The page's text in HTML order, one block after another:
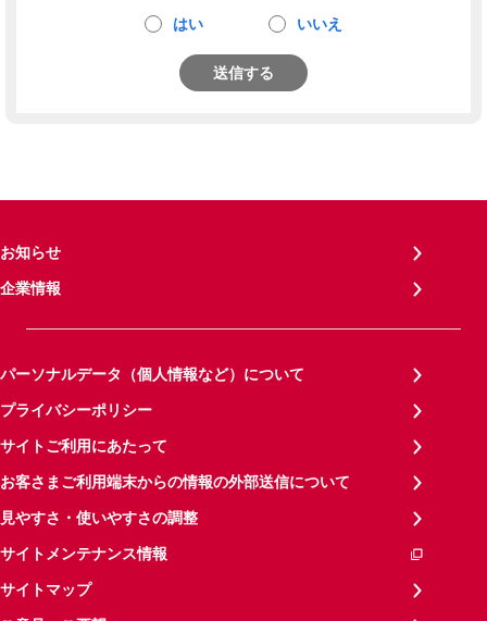
はい いいえ
送信する
お知らせ
企業情報
パーソナルデータ（個人情報など）について
プライバシーポリシー
サイトご利用にあたって
お客さまご利用端末からの情報の外部送信について
見やすさ・使いやすさの調整
サイトメンテナンス情報
サイトマップ